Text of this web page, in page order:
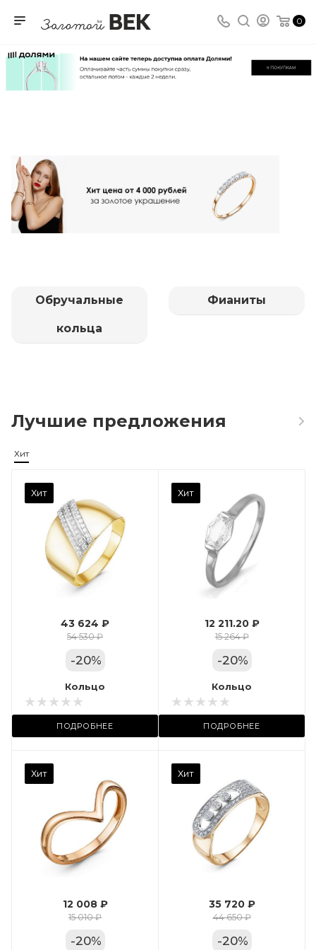
0
Обручальные
кольца
Фианиты
Лучшие предложения
Хит
Хит
43 624 ₽
54 530 ₽
-20%
Кольцо
ПОДРОБНЕЕ
Хит
Вес драгметалла
Марка (бренд)
Дельта
Фианит
Цвет золота
КРАС
Местоположение:
ТРЦ «Арена»
12 211.20 ₽
15 264 ₽
-20%
Кольцо
ПОДРОБНЕЕ
Хит
12 008 ₽
15 010 ₽
-20%
Хит
Вес драгметалла
Марка (бренд)
Дельта
Фианит
Цвет золота
КРАС
35 720 ₽
44 650 ₽
-20%